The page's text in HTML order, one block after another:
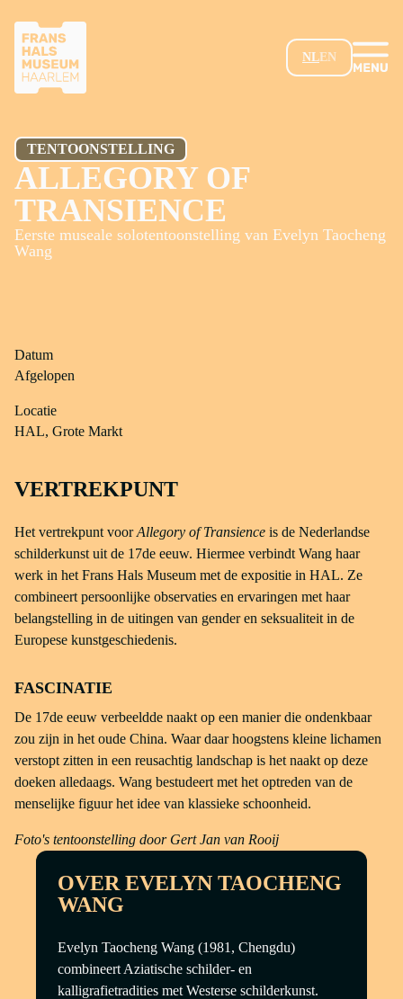
GA NAAR HOOFDINHOUD
NLEN
TENTOONSTELLING
ALLEGORY OF
TRANSIENCE
Eerste museale solotentoonstelling van Evelyn Taocheng
Wang
Datum
Afgelopen
Locatie
HAL, Grote Markt
VERTREKPUNT
Het vertrekpunt voorAllegory of Transience is de Nederlandse
schilderkunst uit de 17de eeuw. Hiermee verbindt Wang haar
werk in het Frans Hals Museum met de expositie in HAL. Ze
combineert persoonlijke observaties en ervaringen met haar
belangstelling in de uitingen van gender en seksualiteit in de
Europese kunstgeschiedenis.
FASCINATIE
De 17de eeuw verbeeldde naakt op een manier die ondenkbaar
zou zijn in het oude China. Waar daar hoogstens kleine lichamen
verstopt zitten in een reusachtig landschap is het naakt op deze
doeken alledaags. Wang bestudeert met het optreden van de
menselijke figuur het idee van klassieke schoonheid.
Foto's tentoonstelling door Gert Jan van Rooij
OVER EVELYN TAOCHENG
WANG
Evelyn Taocheng Wang (1981, Chengdu)
combineert Aziatische schilder- en
kalligrafietradities met Westerse schilderkunst.